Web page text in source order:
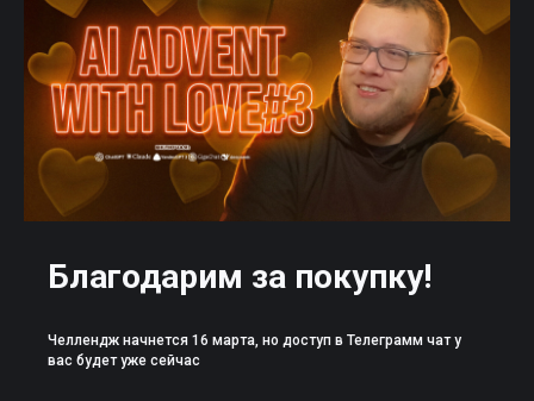
Благодарим за покупку!
Челлендж начнется 16 марта, но доступ в Телеграмм чат у
вас будет уже сейчас